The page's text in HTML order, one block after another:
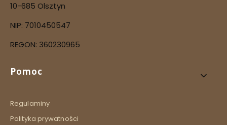
10-685 Olsztyn
NIP: 7010450547
REGON: 360230965
Linki w stopce
Pomoc
Regulaminy
Polityka prywatności